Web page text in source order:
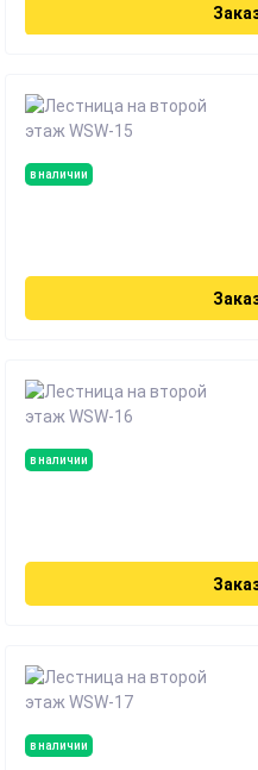
в наличии
в наличии
в наличии